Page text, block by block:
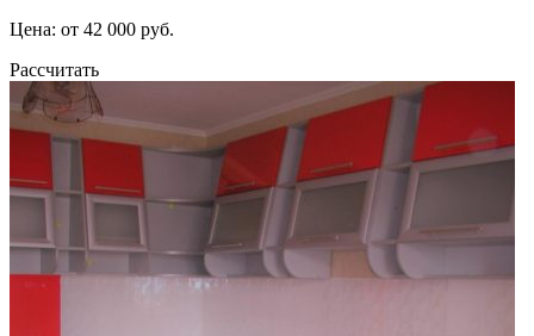
Цена: от 42 000 руб.
Рассчитать